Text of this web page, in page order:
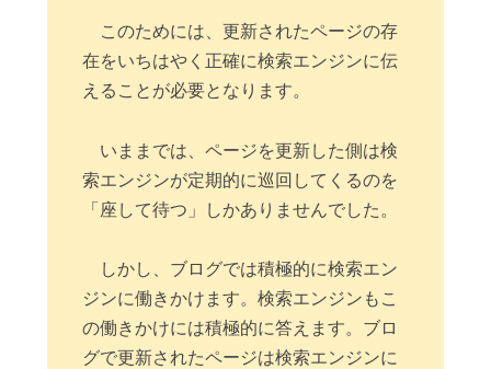
このためには、更新されたページの存
在をいちはやく正確に検索エンジンに伝
えることが必要となります。
いままでは、ページを更新した側は検
索エンジンが定期的に巡回してくるのを
「座して待つ」しかありませんでした。
しかし、ブログでは積極的に検索エン
ジンに働きかけます。検索エンジンもこ
の働きかけには積極的に答えます。ブロ
グで更新されたページは検索エンジンに